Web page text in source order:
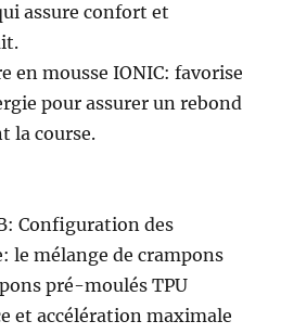
assure confort et
en mousse IONIC: favorise
pour assurer un rebond
la course.
Configuration des
le mélange de crampons
pré-moulés TPU
et accélération maximale